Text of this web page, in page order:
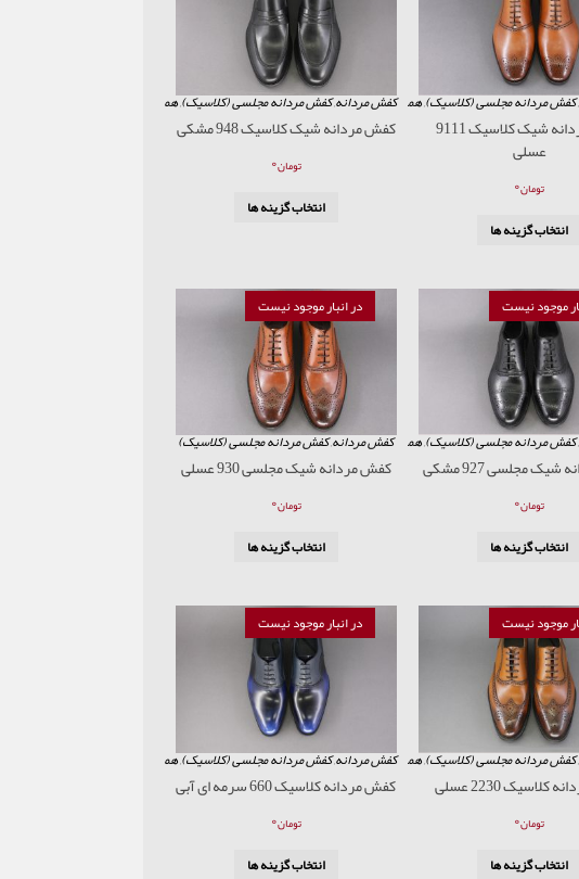
,کفش مردانه مجلسی (کلاسیک),همه محصولات
کفش مردانه شیک کلاسیک 9111
عسلی
تومان۰
انتخاب گزینه ها
کفش مردانه,کفش مردانه مجلسی (کلاسیک),همه محصولات
کفش مردانه شیک کلاسیک 948 مشکی
تومان۰
انتخاب گزینه ها
موجود نیست
,کفش مردانه مجلسی (کلاسیک),همه محصولات
مجلسی 927 مشکی
تومان۰
انتخاب گزینه ها
در انبار موجود نیست
کفش مردانه,کفش مردانه مجلسی (کلاسیک)
کفش مردانه شیک مجلسی 930 عسلی
تومان۰
انتخاب گزینه ها
موجود نیست
,کفش مردانه مجلسی (کلاسیک),همه محصولات
2230 عسلی
تومان۰
انتخاب گزینه ها
در انبار موجود نیست
کفش مردانه,کفش مردانه مجلسی (کلاسیک),همه محصولات
کفش مردانه کلاسیک 660 سرمه ای آبی
تومان۰
انتخاب گزینه ها